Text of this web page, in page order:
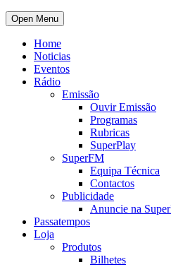
Open Menu
Home
Noticias
Eventos
Rádio
Emissão
Ouvir Emissão
Programas
Rubricas
SuperPlay
SuperFM
Equipa Técnica
Contactos
Publicidade
Anuncie na
Passatempos
Loja
Produtos
Bilhetes